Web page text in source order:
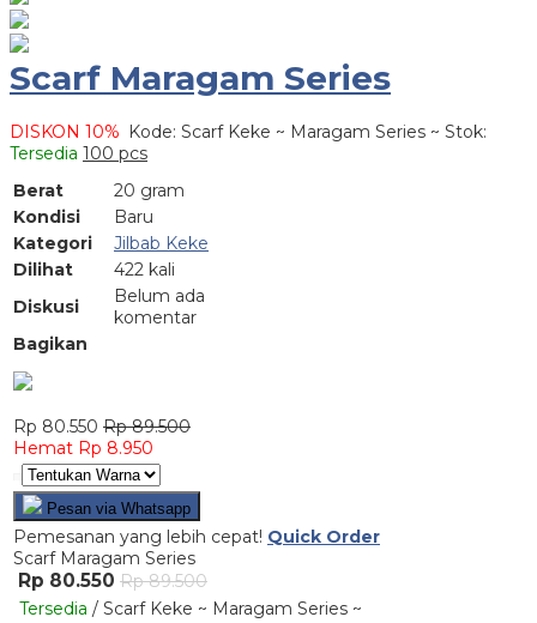
Scarf Maragam Series
DISKON 10% Kode: Scarf Keke ~ Maragam Series ~ Stok:
Tersedia 100 pcs
Berat
20 gram
Kondisi
Baru
Kategori
Jilbab Keke
Dilihat
422 kali
Diskusi
Belum ada
komentar
Bagikan
Rp 80.550 Rp 89.500
Hemat Rp 8.950
Pesan via Whatsapp
Pemesanan yang lebih cepat! Quick Order
Scarf Maragam Series
Rp 80.550 Rp 89.500
Tersedia / Scarf Keke ~ Maragam Series ~